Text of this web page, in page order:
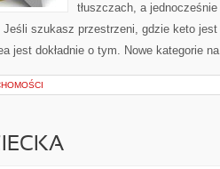
tłuszczach, a
Jeśli szukasz przestrzeni, gdzie keto
jest dokładnie o tym. Nowe kategorie